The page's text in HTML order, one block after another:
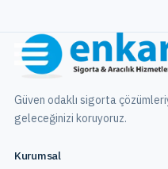
Güven odaklı sigorta
geleceğinizi koruyoruz.
Kurumsal